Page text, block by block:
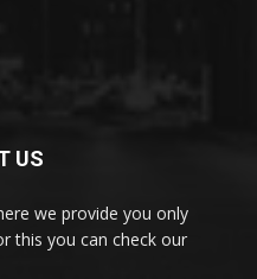
US
we provide you only
this you can check our